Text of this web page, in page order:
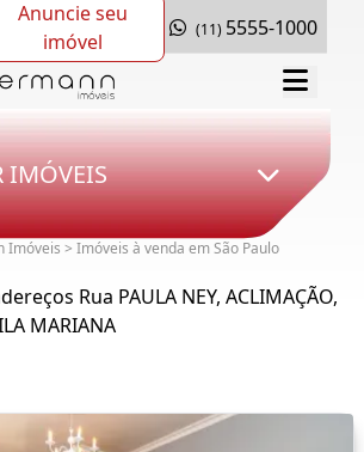
Anuncie seu
imóvel
(11) 5555-1000
IMÓVEIS
Imóveis > Imóveis à venda em São Paulo
Rua PAULA NEY, ACLIMAÇÃO,
MARIANA